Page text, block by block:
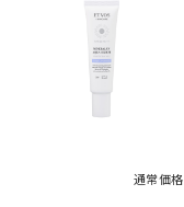
通常価格